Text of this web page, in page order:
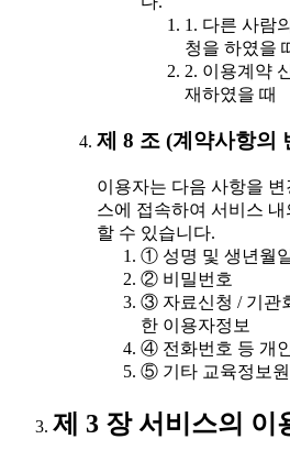
1. 다른 사람
청을 하였을
2. 이용계약
재하였을 때
제 8 조 (계약사항의
이용자는 다음 사항을 변
스에 접속하여 서비스
할 수 있습니다.
① 성명 및 생년월
② 비밀번호
③ 자료신청 / 기관
한 이용자정보
④ 전화번호 등 개
⑤ 기타 교육정보
제 3 장 서비스의 이